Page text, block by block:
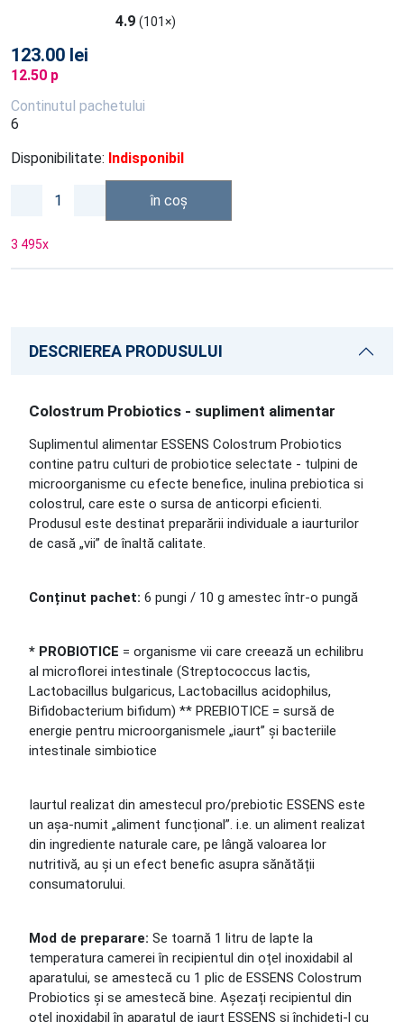
4.9 (101×)
123.00 lei
12.50 p
Continutul pachetului
6
Disponibilitate: Indisponibil
în coș
3 495x
DESCRIEREA PRODUSULUI
Colostrum Probiotics - supliment alimentar
Suplimentul alimentar ESSENS Colostrum Probiotics
contine patru culturi de probiotice selectate - tulpini de
microorganisme cu efecte benefice, inulina prebiotica si
colostrul, care este o sursa de anticorpi eficienti.
Produsul este destinat preparării individuale a iaurturilor
de casă „vii” de înaltă calitate.
Conținut pachet: 6 pungi / 10 g amestec într-o pungă
* PROBIOTICE = organisme vii care creează un echilibru
al microflorei intestinale (Streptococcus lactis,
Lactobacillus bulgaricus, Lactobacillus acidophilus,
Bifidobacterium bifidum) ** PREBIOTICE = sursă de
energie pentru microorganismele „iaurt” și bacteriile
intestinale simbiotice
Iaurtul realizat din amestecul pro/prebiotic ESSENS este
un așa-numit „aliment funcțional”. i.e. un aliment realizat
din ingrediente naturale care, pe lângă valoarea lor
nutritivă, au și un efect benefic asupra sănătății
consumatorului.
Mod de preparare: Se toarnă 1 litru de lapte la
temperatura camerei în recipientul din oțel inoxidabil al
aparatului, se amestecă cu 1 plic de ESSENS Colostrum
Probiotics și se amestecă bine. Așezați recipientul din
oțel inoxidabil în aparatul de iaurt ESSENS și închideți-l cu